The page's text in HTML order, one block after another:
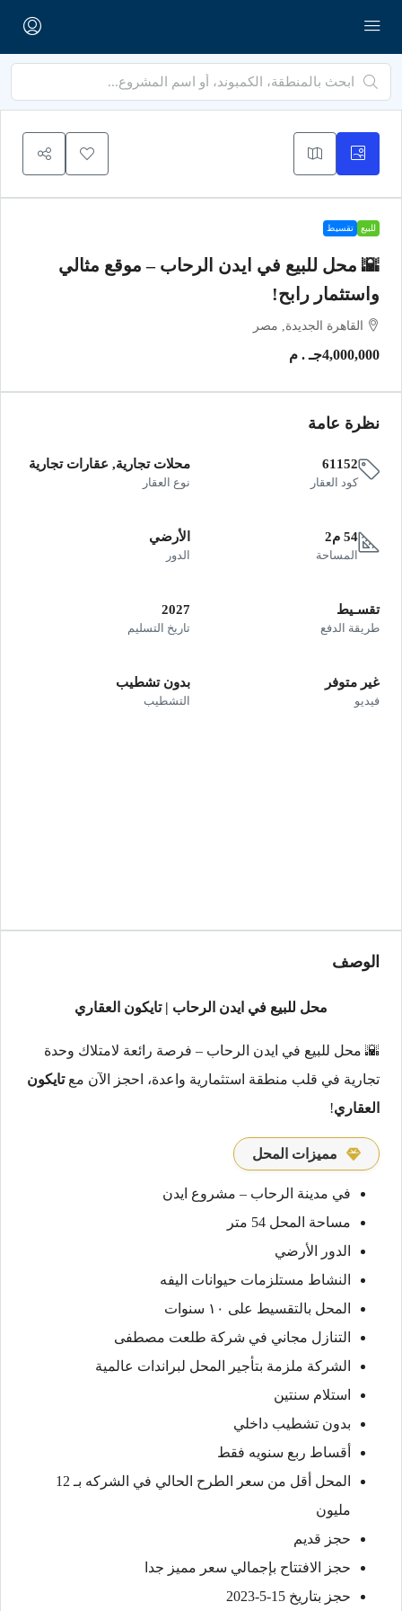
للبيع تقسيط
🌇 محل للبيع في ايدن الرحاب – موقع مثالي
واستثمار رابح!
القاهرة الجديدة, مصر
4,000,000جـ . م
نظرة عامة
61152
كود العقار
محلات تجارية, عقارات تجارية
نوع العقار
54 م2
المساحة
الأرضي
الدور
تقسـيط
طريقة الدفع
2027
تاريخ التسليم
غير متوفر
فيديو
بدون تشطيب
التشطيب
الوصف
محل للبيع في ايدن الرحاب | تايكون العقاري
🌇 محل للبيع في ايدن الرحاب – فرصة رائعة لامتلاك وحدة
تجارية في قلب منطقة استثمارية واعدة، احجز الآن معتايكون
العقاري!
مميزات المحل
في مدينة الرحاب – مشروع ايدن
مساحة المحل 54 متر
الدور الأرضي
النشاط مستلزمات حيوانات اليفه
المحل بالتقسيط على ١٠ سنوات
التنازل مجاني في شركة طلعت مصطفى
الشركة ملزمة بتأجير المحل لبراندات عالمية
استلام سنتين
بدون تشطيب داخلي
أقساط ربع سنويه فقط
المحل أقل من سعر الطرح الحالي في الشركه بـ 12
مليون
حجز قديم
حجز الافتتاح بإجمالي سعر مميز جدا
حجز بتاريخ 15-5-2023